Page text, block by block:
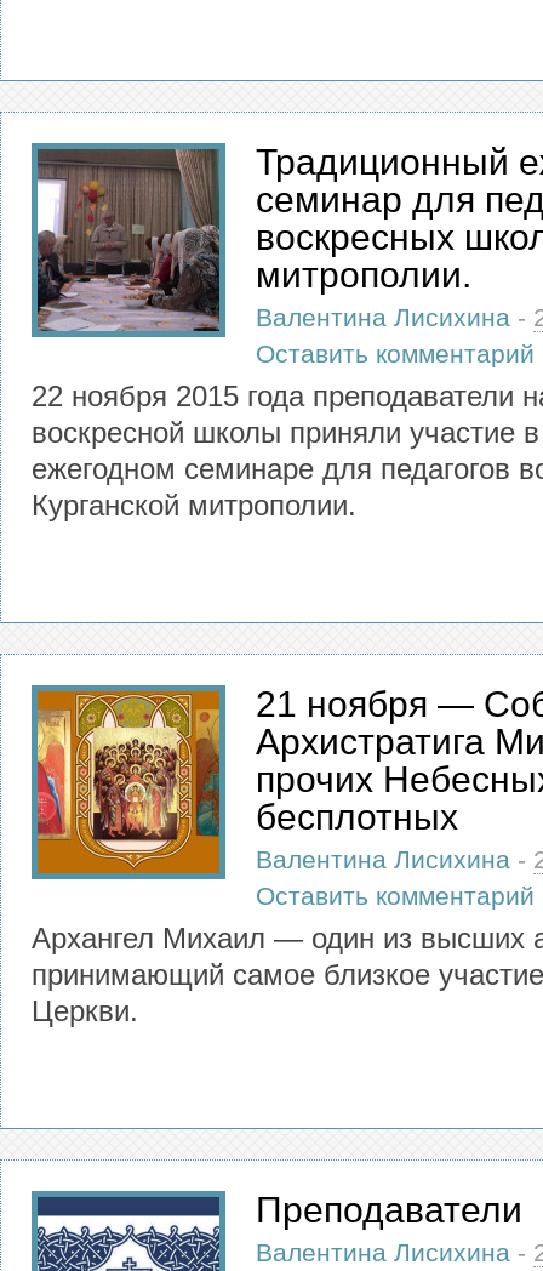
Традиционный
семинар для
воскресных
митрополии.
Валентина Лисихина -
Оставить комментарий
22 ноября 2015 года преподаватели
воскресной школы приняли участие
ежегодном семинаре для педагогов
Курганской митрополии.
21 ноября —
Архистратига
прочих
бесплотных
Валентина Лисихина -
Оставить комментарий
Архангел Михаил — один из высших
принимающий самое близкое
Церкви.
Преподаватели
Валентина Лисихина -